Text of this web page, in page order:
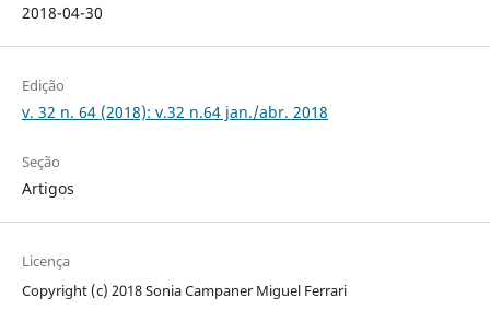
2018-04-30
Edição
v. 32 n. 64 (2018): v.32 n.64 jan./abr. 2018
Seção
Artigos
Licença
Copyright (c) 2018 Sonia Campaner Miguel Ferrari